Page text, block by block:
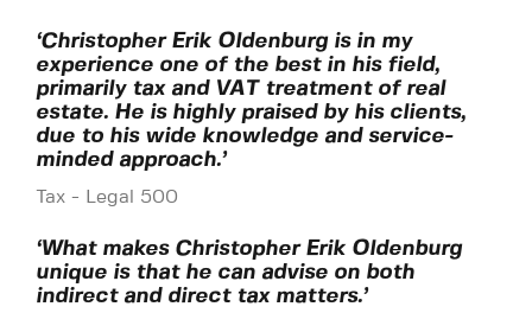
‘Christopher Erik Oldenburg is in my
experience one of the best in his field,
primarily tax and VAT treatment of real
estate. He is highly praised by his clients,
due to his wide knowledge and service-
minded approach.’
Tax - Legal 500
‘What makes Christopher Erik Oldenburg
unique is that he can advise on both
indirect and direct tax matters.’